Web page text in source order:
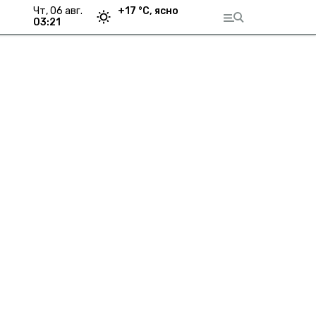
чт, 06 авг.
03:21
+17 °С, ясно